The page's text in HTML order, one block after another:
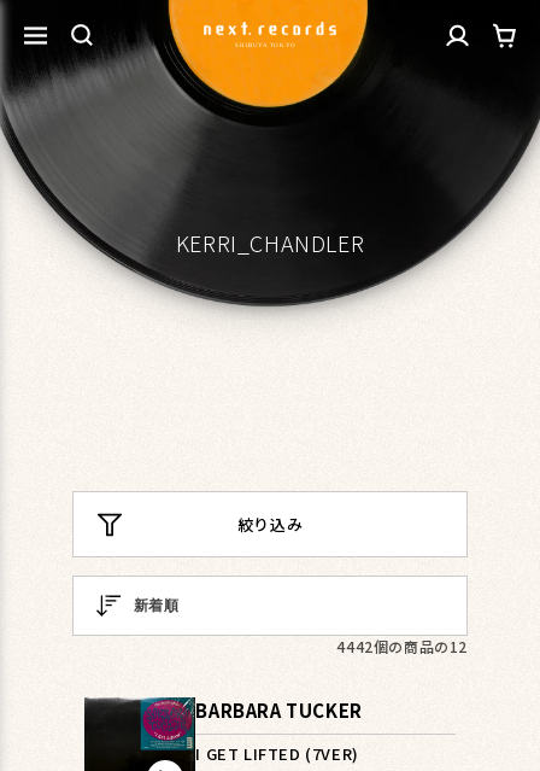
ンツに
進む
KERRI_CHANDLER
グ
イ
ー
絞り込み
4442個の商品の12
BARBARA TUCKER
I GET LIFTED (7VER)